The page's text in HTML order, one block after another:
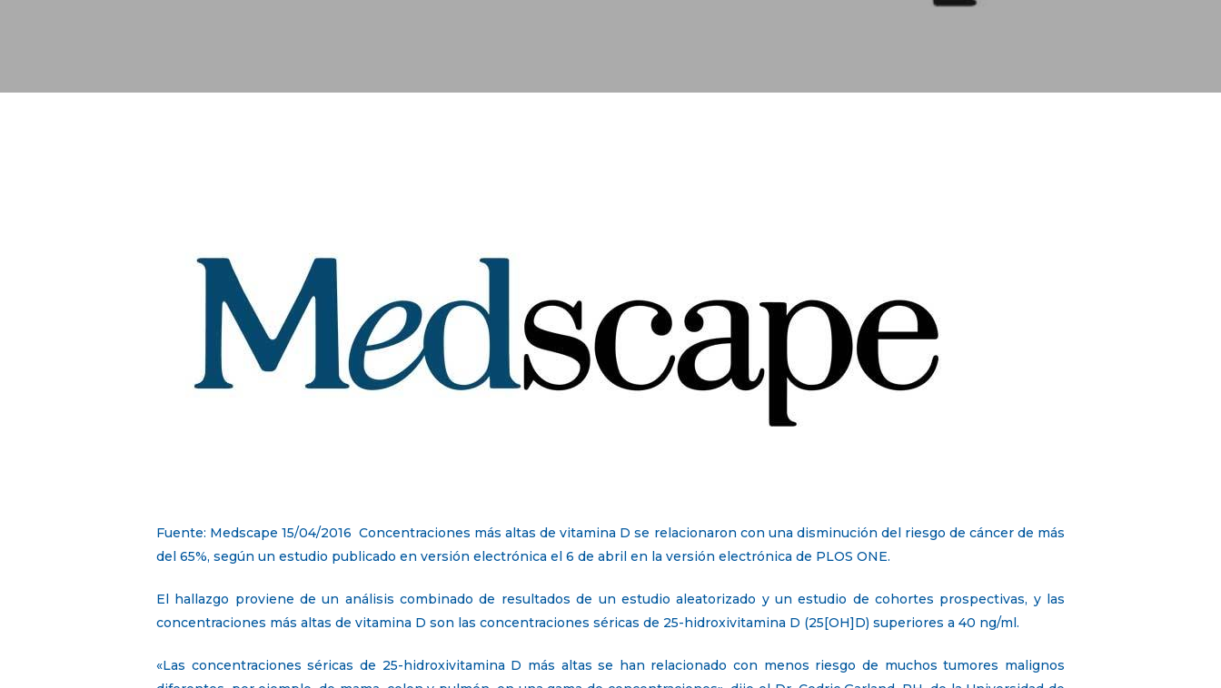
Fuente: Medscape 15/04/2016 Concentraciones más altas de vitamina D se relacionaron con una disminución del riesgo de cáncer de más
del 65%, según un estudio publicado en versión electrónica el 6 de abril en la versión electrónica de PLOS ONE.
El hallazgo proviene de un análisis combinado de resultados de un estudio aleatorizado y un estudio de cohortes prospectivas, y las
concentraciones más altas de vitamina D son las concentraciones séricas de 25-hidroxivitamina D (25[OH]D) superiores a 40 ng/ml.
«Las concentraciones séricas de 25-hidroxivitamina D más altas se han relacionado con menos riesgo de muchos tumores malignos